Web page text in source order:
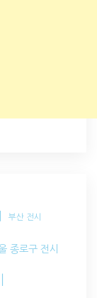
부산 전시
종로구 전시